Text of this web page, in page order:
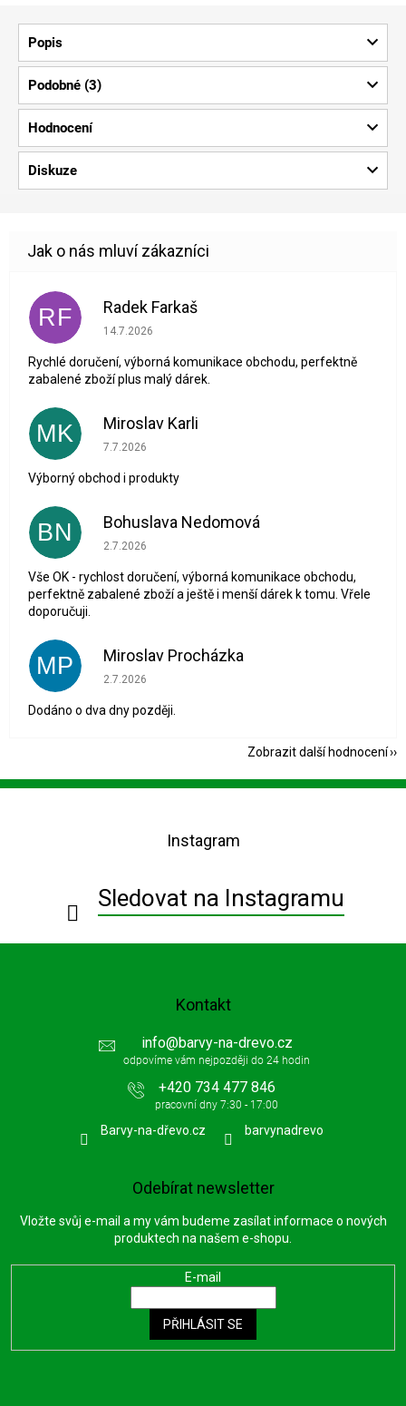
Popis
Podobné (3)
Hodnocení
Diskuze
RF Radek Farkaš
Hodnocení obchodu je 5 z 5 hvězdiček.
14.7.2026
Rychlé doručení, výborná komunikace obchodu, perfektně
zabalené zboží plus malý dárek.
MK Miroslav Karli
Hodnocení obchodu je 5 z 5 hvězdiček.
7.7.2026
Výborný obchod i produkty
BN Bohuslava Nedomová
Hodnocení obchodu je 5 z 5 hvězdiček.
2.7.2026
Vše OK - rychlost doručení, výborná komunikace obchodu,
perfektně zabalené zboží a ještě i menší dárek k tomu. Vřele
doporučuji.
MP Miroslav Procházka
Hodnocení obchodu je 1 z 5 hvězdiček.
2.7.2026
Dodáno o dva dny později.
Zobrazit další hodnocení
Z
Instagram
Sledovat na Instagramu
Kontakt
info@barvy-na-drevo.cz
+420 734 477 846
Barvy-na-dřevo.cz barvynadrevo
Odebírat newsletter
Vložte svůj e-mail a my vám budeme zasílat informace o nových
produktech na našem e-shopu.
E-mail
PŘIHLÁSIT SE